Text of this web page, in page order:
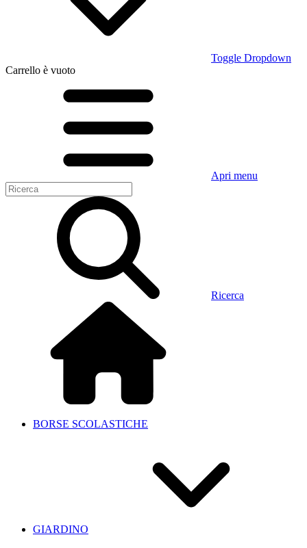
Toggle Dropdown
Carrello è vuoto
Apri menu
Ricerca
BORSE SCOLASTICHE
GIARDINO